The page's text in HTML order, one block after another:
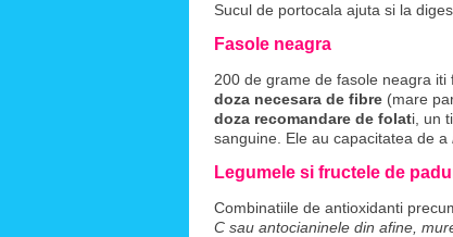
Sucul de portocala ajuta si la
Fasole neagra
200 de grame de fasole neagra iti
doza necesara de fibre (mare
doza recomandare de folati, un
sanguine. Ele au capacitatea de a
Legumele si fructele de
Combinatiile de antioxidanti
C sau antocianinele din afine,